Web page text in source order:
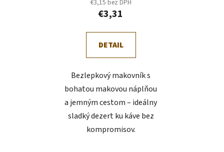
€3,15 bez DPH
€3,31
DETAIL
Bezlepkový makovník s
bohatou makovou náplňou
a jemným cestom – ideálny
sladký dezert ku káve bez
kompromisov.